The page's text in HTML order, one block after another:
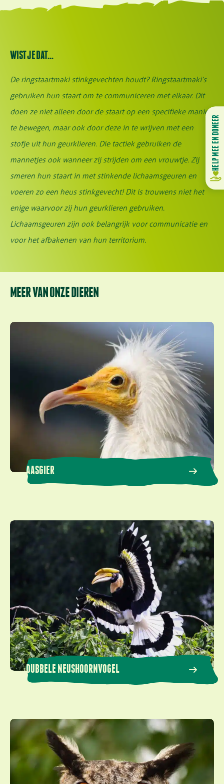
BEDREIGD
WIST JE DAT…
De ringstaartmaki stinkgevechten houdt? Ringstaartmaki’s
gebruiken hun staart om te communiceren met elkaar. Dit
doen ze niet alleen door de staart op een specifieke manier
te bewegen, maar ook door deze in te wrijven met een
stofje uit hun geurklieren. Die tactiek gebruiken de
mannetjes ook wanneer zij strijden om een vrouwtje. Zij
smeren hun staart in met stinkende lichaamsgeuren en
voeren zo een heus stinkgevecht! Dit is trouwens niet het
enige waarvoor zij hun geurklieren gebruiken.
Lichaamsgeuren zijn ook belangrijk voor communicatie en
voor het afbakenen van hun territorium.
MEER VAN ONZE DIEREN
AASGIER
Aasgier
DUBBELE NEUSHOORNVOGEL
Dubbele neushoornvogel
Europese oehoe
HELP MEE EN DONEER